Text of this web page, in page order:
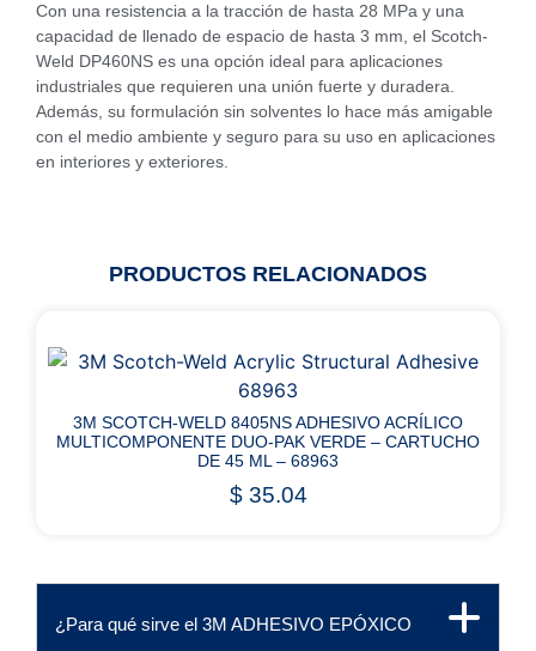
Con una resistencia a la tracción de hasta 28 MPa y una
capacidad de llenado de espacio de hasta 3 mm, el Scotch-
Weld DP460NS es una opción ideal para aplicaciones
industriales que requieren una unión fuerte y duradera.
Además, su formulación sin solventes lo hace más amigable
con el medio ambiente y seguro para su uso en aplicaciones
en interiores y exteriores.
PRODUCTOS RELACIONADOS
3M SCOTCH-WELD 8405NS ADHESIVO ACRÍLICO
MULTICOMPONENTE DUO-PAK VERDE – CARTUCHO
DE 45 ML – 68963
$35.04
¿Para qué sirve el 3M ADHESIVO EPÓXICO